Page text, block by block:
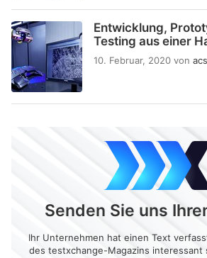
Entwicklung,
Testing aus einer
10. Februar, 2020 von acs
Senden Sie uns
Ihr Unternehmen hat einen Text
des testxchange-Magazins interessant